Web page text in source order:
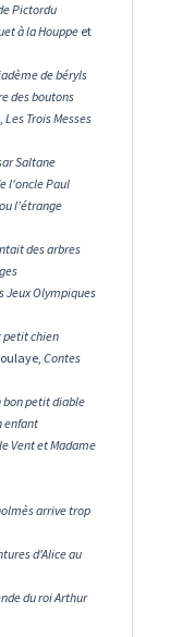
Pictordu
à la Houppeet
de béryls
des boutons
Les Trois Messes
Saltane
l'oncle Paul
l'étrange
des arbres
Jeux Olympiques
petit chien
Contes
bon petit diable
enfant
Vent et Madame
arrive trop
d'Alice au
du roi Arthur